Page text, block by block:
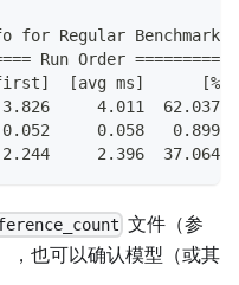
Regular Benchmark
Run Order
[avg ms]
4.011
0.052     0.058
2.396
文件（参
，也可以确认模型（或其